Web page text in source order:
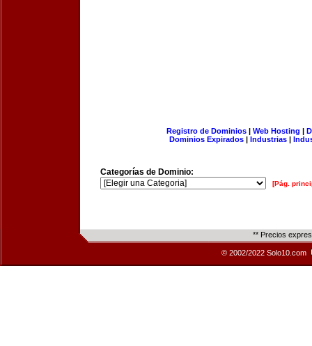
Registro de Dominios| Web Hosting |
Dominios Expirados | Industrias |
Categorías de Dominio:
[Pág.
** Precios
© 2002/2022 Solo10.com